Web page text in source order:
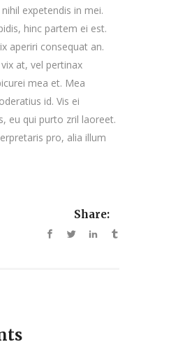
expetendis in mei.
hinc partem ei est.
aperiri consequat an.
at, vel pertinax
mea et. Mea
id. Vis ei
eu qui purto zril laoreet.
pro, alia illum
Share: